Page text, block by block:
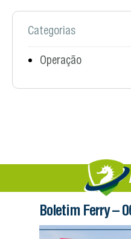
Categorias
Operação
Boletim Ferry –